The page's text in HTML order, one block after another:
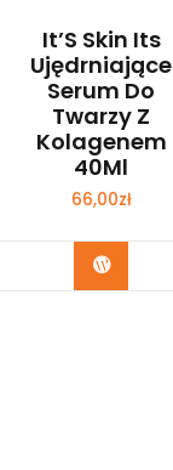
It’S Skin Its
Ujędrniające
Serum Do
Twarzy Z
Kolagenem
40Ml
66,00zł
Zobacz